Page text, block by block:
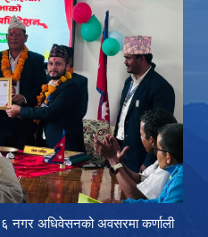
नगर अधिवेसनको अवसरमा कर्णाली